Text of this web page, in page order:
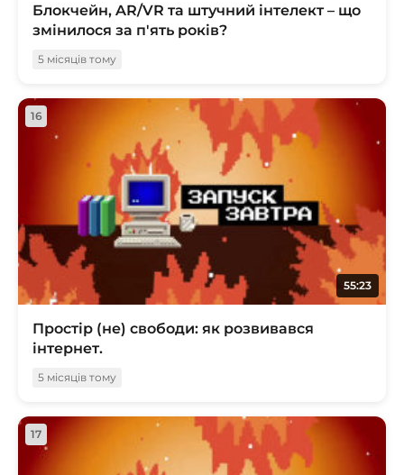
Блокчейн, AR/VR та штучний інтелект – що
змінилося за п'ять років?
5 місяців тому
16
55:23
Простір (не) свободи: як розвивався
інтернет.
5 місяців тому
17